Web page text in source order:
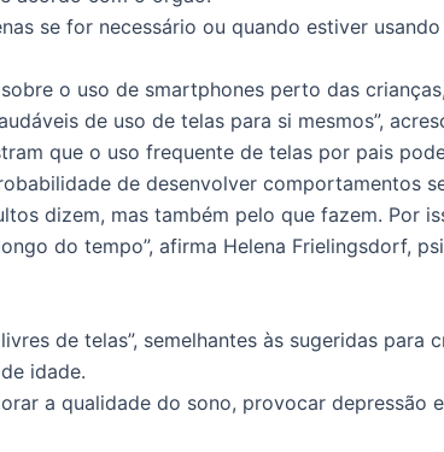
se for necessário ou quando estiver
o uso de smartphones perto das
de uso de telas para si mesmos”,
que o uso frequente de telas por pais
de desenvolver comportamentos
dizem, mas também pelo que fazem.
do tempo”, afirma Helena Frielingsdorf,
de telas”, semelhantes às sugeridas
idade.
a qualidade do sono, provocar